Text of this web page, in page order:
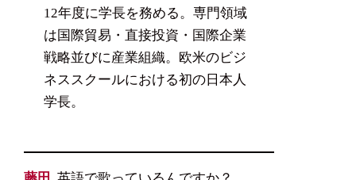
12年度に学長を務める。専門領域
は国際貿易・直接投資・国際企業
戦略並びに産業組織。欧米のビジ
ネススクールにおける初の日本人
学長。